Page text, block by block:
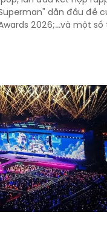
dẫn đầu đề
2026;...và một